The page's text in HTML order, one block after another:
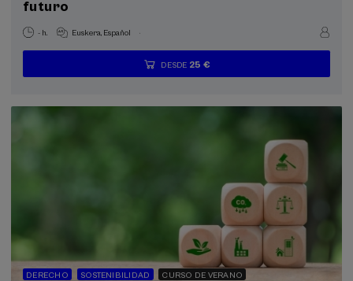
futuro
- h. Euskera Español .
...
DESDE 25 €
Últimas
plazas
Gratuito
Fecha
pasada
Lista
de
Plazo
de
DERECHO SOSTENIBILIDAD CURSO DE VERANO